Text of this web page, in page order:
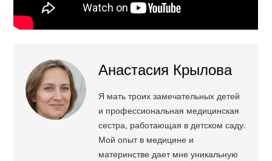
Анастасия Крылова
Я мать троих замечательных детей
и профессиональная медицинская
сестра, работающая в детском саду.
Мой опыт в медицине и
материнстве дает мне уникальную